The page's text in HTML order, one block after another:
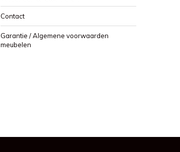
Contact
Garantie / Algemene voorwaarden
meubelen